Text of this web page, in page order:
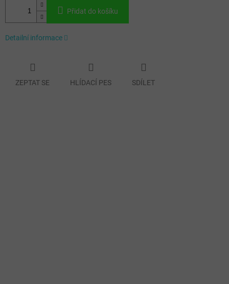
Přidat do košíku
Detailní informace
ZEPTAT SE HLÍDACÍ PES SDÍLET